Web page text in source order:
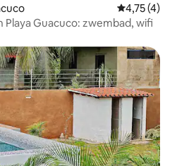
4,75 (4)
Guacuco: zwembad, wifi